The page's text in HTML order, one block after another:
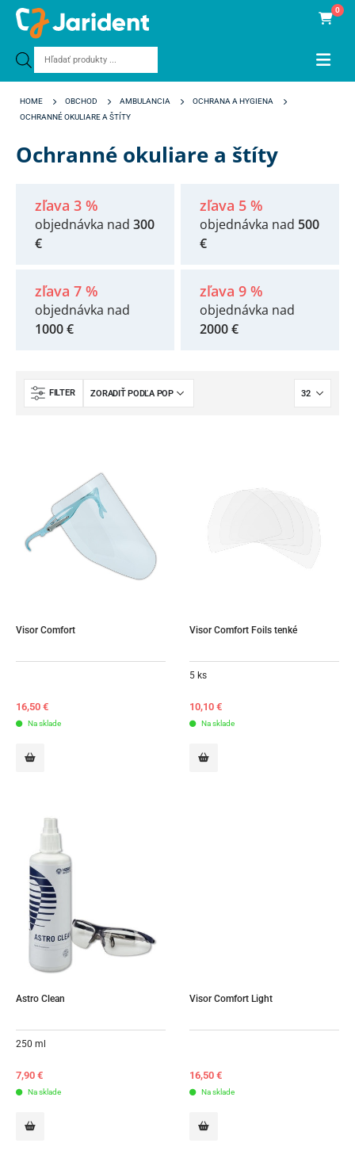
Products
0
HOME OBCHOD AMBULANCIA
OCHRANA A HYGIENA
OCHRANNÉ OKULIARE A ŠTÍTY
Ochranné okuliare a štíty
zľava 3 %
objednávka nad 300
€
zľava 5 %
objednávka nad 500
€
zľava 7 %
objednávka nad
1000 €
zľava 9 %
objednávka nad
2000 €
FILTER
Visor Comfort
16,50 €
Na sklade
Visor Comfort Foils tenké
5 ks
10,10 €
Na sklade
Astro Clean
250 ml
7,90 €
Na sklade
Visor Comfort Light
16,50 €
Na sklade